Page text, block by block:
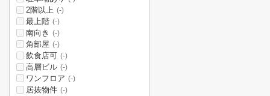
2階以上 (-)
最上階 (-)
南向き (-)
角部屋 (-)
飲食店可 (-)
高層ビル (-)
ワンフロア (-)
居抜物件 (-)